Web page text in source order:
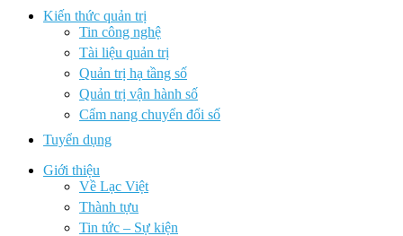
Kiến thức quản trị
Tin công nghệ
Tài liệu quản trị
Quản trị hạ tầng số
Quản trị vận hành số
Cẩm nang chuyển đổi số
Tuyển dụng
Giới thiệu
Về Lạc Việt
Thành tựu
Tin tức – Sự kiện